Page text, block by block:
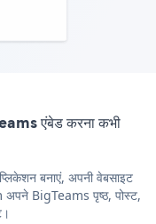
एंबेड करना कभी
बनाएं, अपनी वेबसाइट
BigTeams पृष्ठ, पोस्ट,